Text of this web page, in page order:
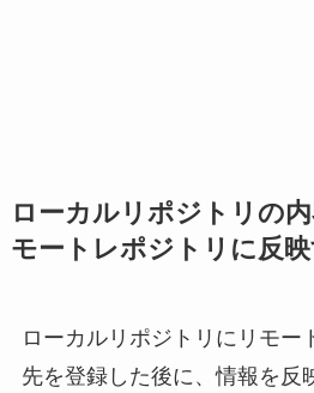
ローカルリポジトリの
モートレポジトリに反映
ローカルリポジトリにリモー
先を登録した後に、情報を反